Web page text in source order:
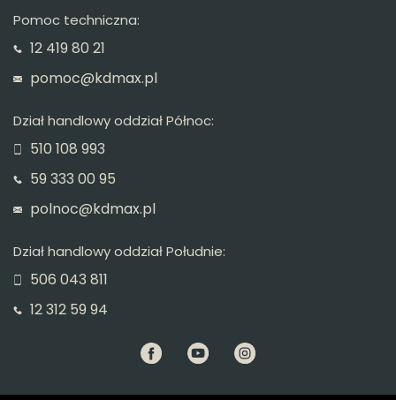
Pomoc techniczna:
12 419 80 21
pomoc@kdmax.pl
Dział handlowy oddział Północ:
510 108 993
59 333 00 95
polnoc@kdmax.pl
Dział handlowy oddział Południe:
506 043 811
12 312 59 94